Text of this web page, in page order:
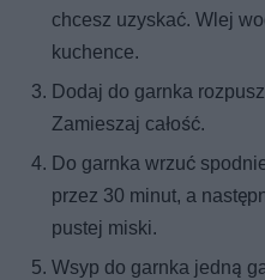
chcesz uzyskać. Wlej
kuchence.
Dodaj do garnka
Zamieszaj całość.
Do garnka wrzuć
przez 30 minut, a
pustej miski.
Wsyp do garnka jedną